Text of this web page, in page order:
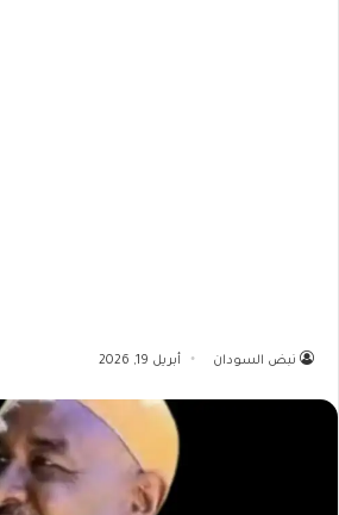
نبض السودان أبريل 19, 2026